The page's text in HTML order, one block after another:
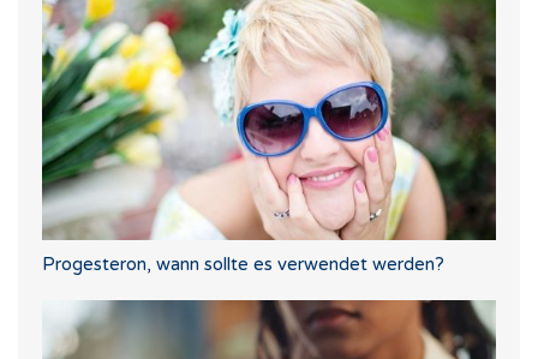
Progesteron, wann sollte es verwendet werden?